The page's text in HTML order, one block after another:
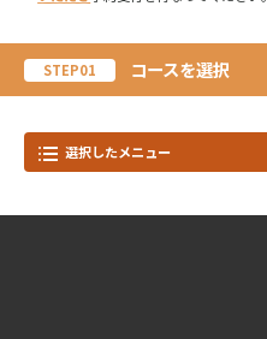
STEP01 コースを選択
選択したメニュー